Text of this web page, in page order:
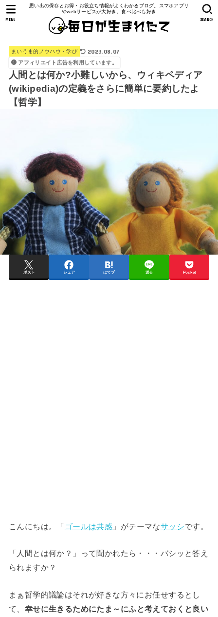
思い出の保存とお得・お役立ち情報がよくわかるブログ。スマホアプリ
やwebサービスが大好き。食べ比べも好き
SEARCH
MENU
まいうま的ノウハウ・学び 2023.08.07
アフィリエイト広告を利用しています。
人間とは何か?小難しいから、ウィキペディア
(wikipedia)の定義をさらに簡単に要約したよ
【哲学】
ポスト シェア はてブ 送る Pocket
こんにちは。「 ゴールは共感 」がテーマなサッシです。
「人間とは何か？」って聞かれたら・・・バシッと答え
られますか？
まぁ哲学的議論はそれが好きな方々にお任せするとし
て、 幸せに生きるためにたま～にふと考えておくと良い